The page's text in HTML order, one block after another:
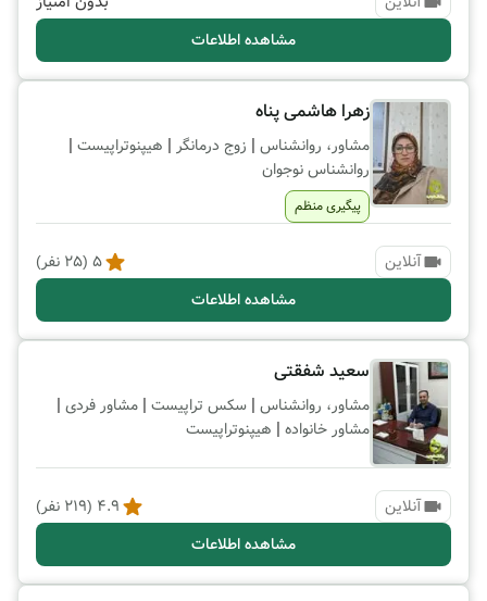
مشاهده اطلاعات
زهرا هاشمی پناه
مشاور، روانشناس | زوج درمانگر | هیپنوتراپیست |
روانشناس نوجوان
پیگیری منظم
آنلاین 5
(
25 نفر)
مشاهده اطلاعات
سعید شفقتی
مشاور، روانشناس | سکس تراپیست | مشاور فردی |
مشاور خانواده | هیپنوتراپیست
آنلاین 4.9
(
219 نفر)
مشاهده اطلاعات